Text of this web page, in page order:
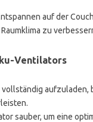
auf der
zu
Ventilators
vollständig aufzuladen,
sauber, um eine